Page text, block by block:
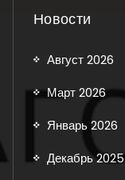
Новости
Август 2026
Март 2026
Январь 2026
Декабрь 2025